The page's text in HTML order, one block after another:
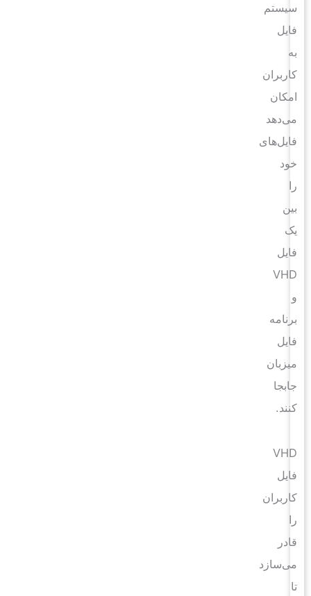
سیستم
فایل
کاربران
امکان
می‌دهد
فایل‌های
خود
فایل
VHD
برنامه
فایل
میزبان
جابجا
کنند.
VHD
فایل
کاربران
قادر
می‌سازد